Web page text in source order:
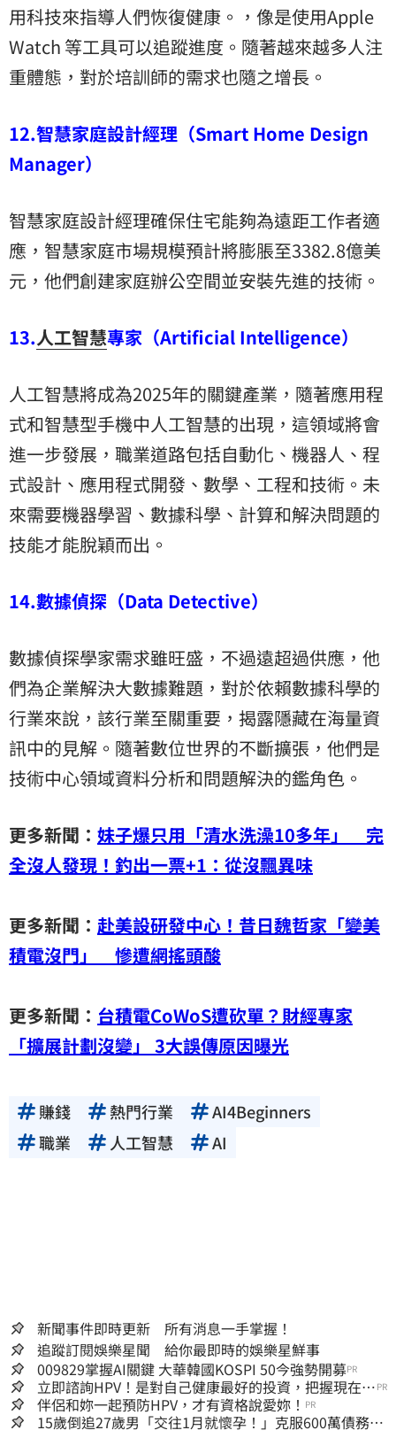
用科技來指導人們恢復健康。，像是使用Apple
Watch 等工具可以追蹤進度。隨著越來越多人注
重體態，對於培訓師的需求也隨之增長。
12.智慧家庭設計經理（Smart Home Design
Manager）
智慧家庭設計經理確保住宅能夠為遠距工作者適
應，智慧家庭市場規模預計將膨脹至3382.8億美
元，他們創建家庭辦公空間並安裝先進的技術。
13.人工智慧專家（Artificial Intelligence）
人工智慧將成為2025年的關鍵產業，隨著應用程
式和智慧型手機中人工智慧的出現，這領域將會
進一步發展，職業道路包括自動化、機器人、程
式設計、應用程式開發、數學、工程和技術。未
來需要機器學習、數據科學、計算和解決問題的
技能才能脫穎而出。
14.數據偵探（Data Detective）
數據偵探學家需求雖旺盛，不過遠超過供應，他
們為企業解決大數據難題，對於依賴數據科學的
行業來說，該行業至關重要，揭露隱藏在海量資
訊中的見解。隨著數位世界的不斷擴張，他們是
技術中心領域資料分析和問題解決的鑑角色。
更多新聞： 妹子爆只用「清水洗澡10多年」 完
全沒人發現！釣出一票+1：從沒飄異味
更多新聞： 赴美設研發中心！昔日魏哲家「變美
積電沒門」 慘遭網搖頭酸
更多新聞： 台積電CoWoS遭砍單？財經專家
「擴展計劃沒變」 3大誤傳原因曝光
賺錢 熱門行業
AI4Beginners
職業
人工智慧 AI
新聞事件即時更新 所有消息一手掌握！
追蹤訂閱娛樂星聞 給你最即時的娛樂星鮮事
009829掌握AI關鍵 大華韓國KOSPI 50今強勢開募PR
立即諮詢HPV！是對自己健康最好的投資，把握現在不
嫌晚！
PR
伴侶和妳一起預防HPV，才有資格說愛妳！ PR
15歲倒追27歲男「交往1月就懷孕！」克服600萬債務